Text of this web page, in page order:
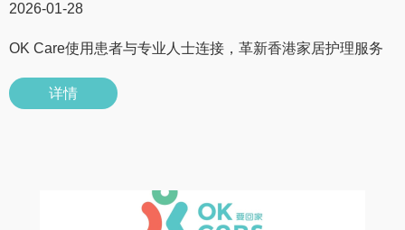
2026-01-28
OK Care使用患者与专业人士连接，革新香港家居护理服务
详情